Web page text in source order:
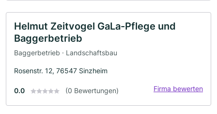
Helmut Zeitvogel GaLa-Pflege und
Baggerbetrieb
Baggerbetrieb · Landschaftsbau
Rosenstr. 12, 76547 Sinzheim
0.0 (0 Bewertungen) Firma bewerten